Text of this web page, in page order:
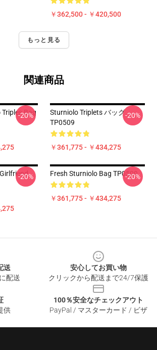
￥362,500 - ￥420,500
もっと見る
関連商品
Bag
-20%
Sturniolo Triplets バッグ
TP0509
￥361,775 - ￥434,275
-20%
-20% Fresh Sturniolo Bag TP0509
￥361,775 - ￥434,275
-20%
送
配送
安心してお買い物
クリックから配送まで24/7保護
供
100％安全なチェックアウト
PayPal / マスターカード / ビザ